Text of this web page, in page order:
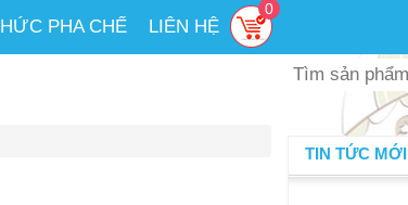
PHA CHẾ LIÊN HỆ
0
TIN TỨC MỚI